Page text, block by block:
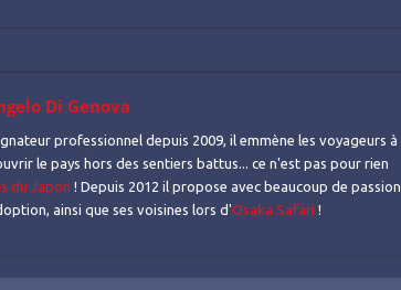
Di Genova
professionnel depuis 2009, il emmène les voyageurs à
le pays hors des sentiers battus... ce n'est pas pour rien
du Japon ! Depuis 2012 il propose avec beaucoup de passion
ainsi que ses voisines lors d'Osaka Safari !